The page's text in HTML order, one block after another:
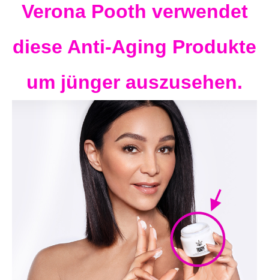
Verona Pooth verwendet
diese Anti-Aging Produkte
um jünger auszusehen.